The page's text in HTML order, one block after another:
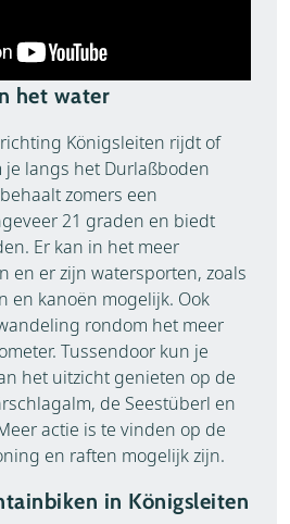
het water
Königsleiten rijdt of
langs het Durlaßboden
zomers een
21 graden en biedt
Er kan in het meer
en er zijn watersporten, zoals
en kanoën mogelijk. Ook
rondom het meer
Tussendoor kun je
het uitzicht genieten op de
de Seestüberl en
actie is te vinden op de
en raften mogelijk zijn.
in Königsleiten